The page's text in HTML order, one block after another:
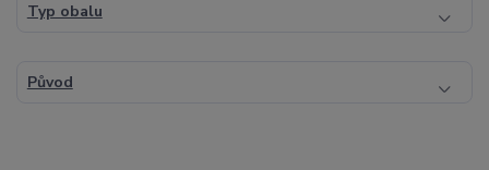
Typ obalu
Původ